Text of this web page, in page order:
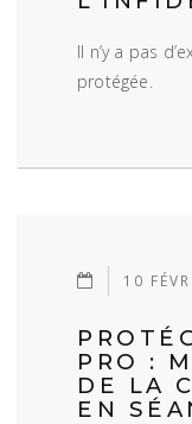
Il n’y a pas
protégée.
10
PRO :
DE LA
EN